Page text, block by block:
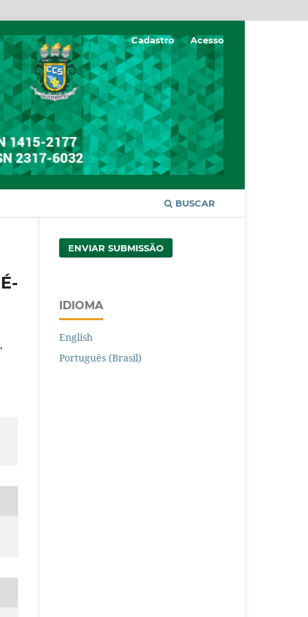
BUSCAR
Cadastro Acesso
ENVIAR SUBMISSÃO
IDIOMA
English
Português (Brasil)